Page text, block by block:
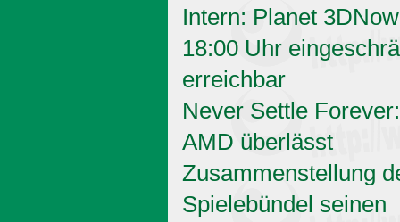
Intern: Planet
18:00 Uhr
erreichbar
Never Settle Forever:
AMD überlässt
Zusammenstellung
Spielebündel seinen